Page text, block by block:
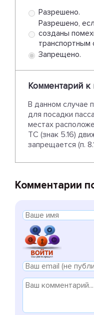
Разрешено.
Разрешено,
созданы
транспортным
Запрещено.
Комментарий к
В данном случае
для посадки
местах
ТС (знак 5.16)
запрещается (п.
Комментарии